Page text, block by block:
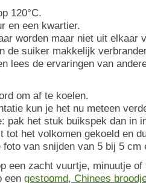
120°C.
en een kwartier.
worden maar niet uit elkaar
de suiker makkelijk
lees de ervaringen van
om af te koelen.
kun je het nu meteen
pak het stuk buikspek dan in
tot het volkomen gekoeld en
foto van snijden van 5 bij 5
een zacht vuurtje, minuutje of
een gestoomd, Chinees